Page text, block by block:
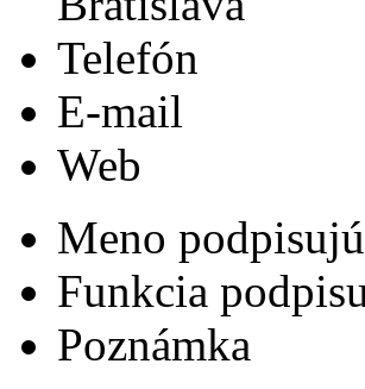
Telefón
E-mail
Web
Meno
Funkcia
Poznámka